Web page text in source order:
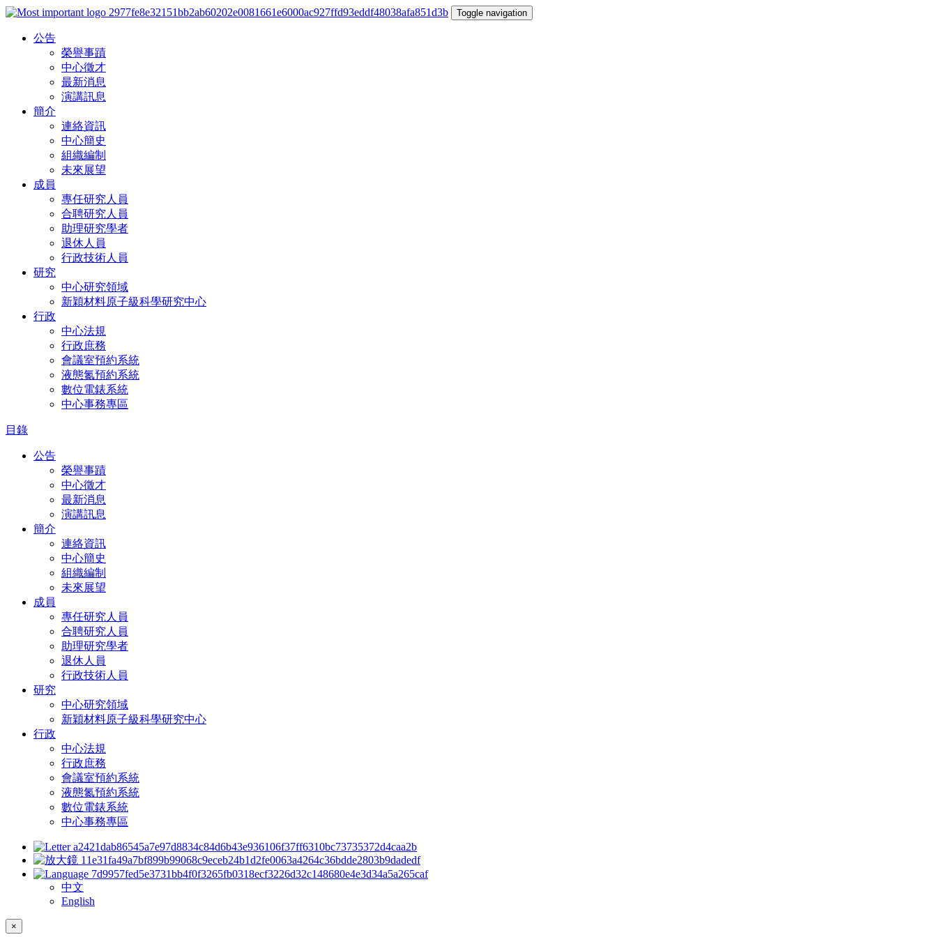
Toggle navigation
公告
榮譽事蹟
中心徵才
最新消息
演講訊息
簡介
連絡資訊
中心簡史
組織編制
未來展望
成員
專任研究人員
合聘研究人員
助理研究學者
退休人員
行政技術人員
研究
中心研究領域
新穎材料原子級科學研究中心
行政
中心法規
行政庶務
會議室預約系統
液態氮預約系統
數位電錶系統
中心事務專區
目錄
公告
榮譽事蹟
中心徵才
最新消息
演講訊息
簡介
連絡資訊
中心簡史
組織編制
未來展望
成員
專任研究人員
合聘研究人員
助理研究學者
退休人員
行政技術人員
研究
中心研究領域
新穎材料原子級科學研究中心
行政
中心法規
行政庶務
會議室預約系統
液態氮預約系統
數位電錶系統
中心事務專區
中文
English
×